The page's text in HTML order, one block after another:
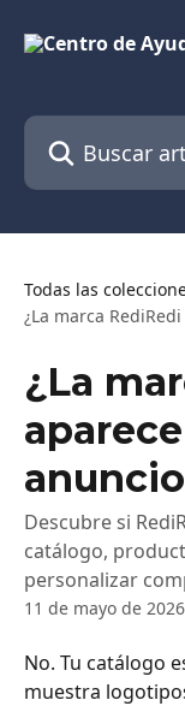
Buscar artículos...
Todas las
¿La marca
¿La
Descubre si
catálogo,
personalizar
11 de mayo de 2026
No. Tu catálogo
muestra